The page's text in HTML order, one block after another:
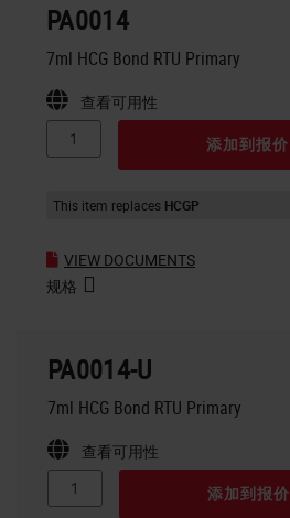
PA0014
7ml HCG Bond RTU Primary
查看可用性
添加到报价
This item replaces HCGP
VIEW DOCUMENTS
规格
PA0014-U
7ml HCG Bond RTU Primary
查看可用性
添加到报价